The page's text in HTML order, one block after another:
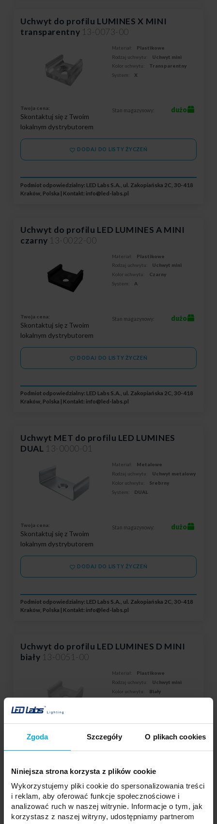
Zgoda Szczegóły O plikach cookies
Niniejsza strona korzysta z plików cookie
Wykorzystujemy pliki cookie do spersonalizowania treści
i reklam, aby oferować funkcje społecznościowe i
analizować ruch w naszej witrynie. Informacje o tym, jak
korzystasz z naszej witryny, udostępniamy partnerom
Uchwyt do profilu LUMINES X MINI
transparentny 13-0073-00
Materiał:
Plastikowe
Rodzaj uchwytu:
Uchwyt mini
Kolor uchwytu:
Transparentny
System:
X
Twoja cena:
Skontaktuj się z Twoim
lokalnym dystrybutorem
Stan magazynowy: dużo
DODAJ DO LISTY ŻYCZEŃ
Podmiot odpowiedzialny: LED Labs S.A., ul. Zakopiańska 2C, 30-418
Kraków, Polska | Kontakt: info@led-labs.pl
Uchwyt do profilu LED LUMINES A MINI
czarny 13-0022-00
Materiał:
Plastikowe
Rodzaj uchwytu:
Uchwyt mini
Kolor uchwytu:
Czarny
System:
A
Twoja cena:
Skontaktuj się z Twoim
lokalnym dystrybutorem
Stan magazynowy: dużo
DODAJ DO LISTY ŻYCZEŃ
Podmiot odpowiedzialny: LED Labs S.A., ul. Zakopiańska 2C, 30-418
Kraków, Polska | Kontakt: info@led-labs.pl
Uchwyt MET do profilu LED LUMINES
DUAL 13-0000-01
Materiał:
Metalowe
Rodzaj uchwytu:
Uchwyt metalowy
Kolor uchwytu:
Srebrny
System:
DUAL
Twoja cena:
Skontaktuj się z Twoim
lokalnym dystrybutorem
Stan magazynowy: dużo
DODAJ DO LISTY ŻYCZEŃ
Podmiot odpowiedzialny: LED Labs S.A., ul. Zakopiańska 2C, 30-418
Kraków, Polska | Kontakt: info@led-labs.pl
Uchwyt do profilu LED LUMINES D MINI
biały 13-0051-00
Materiał:
Plastikowe
Rodzaj uchwytu:
Uchwyt mini
Kolor uchwytu:
Biały
Twoja cena:
Skontaktuj się z Twoim
lokalnym dystrybutorem
Stan magazynowy: dużo
DODAJ DO LISTY ŻYCZEŃ
Podmiot odpowiedzialny: LED Labs S.A., ul. Zakopiańska 2C, 30-418
Kraków, Polska | Kontakt:info@led-labs.pl